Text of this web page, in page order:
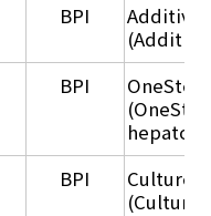
BPI
BPI
BPI
Culture
(Culture